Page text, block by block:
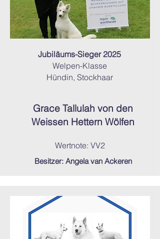
Jubiläums-Sieger 2025
Welpen-Klasse
Hündin, Stockhaar
Grace Tallulah von den
Weissen Hettern Wölfen
Wertnote: VV2
Besitzer: Angela van Ackeren